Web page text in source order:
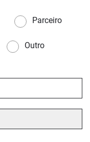
Parceiro
Outro